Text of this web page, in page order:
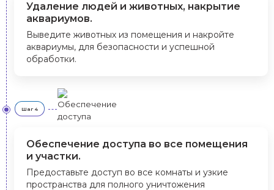
Удаление людей и животных, накрытие
аквариумов.
Выведите животных из помещения и накройте
аквариумы, для безопасности и успешной
обработки.
Шаг 4
Обеспечение доступа во все помещения
и участки.
Предоставьте доступ во все комнаты и узкие
пространства для полного уничтожения